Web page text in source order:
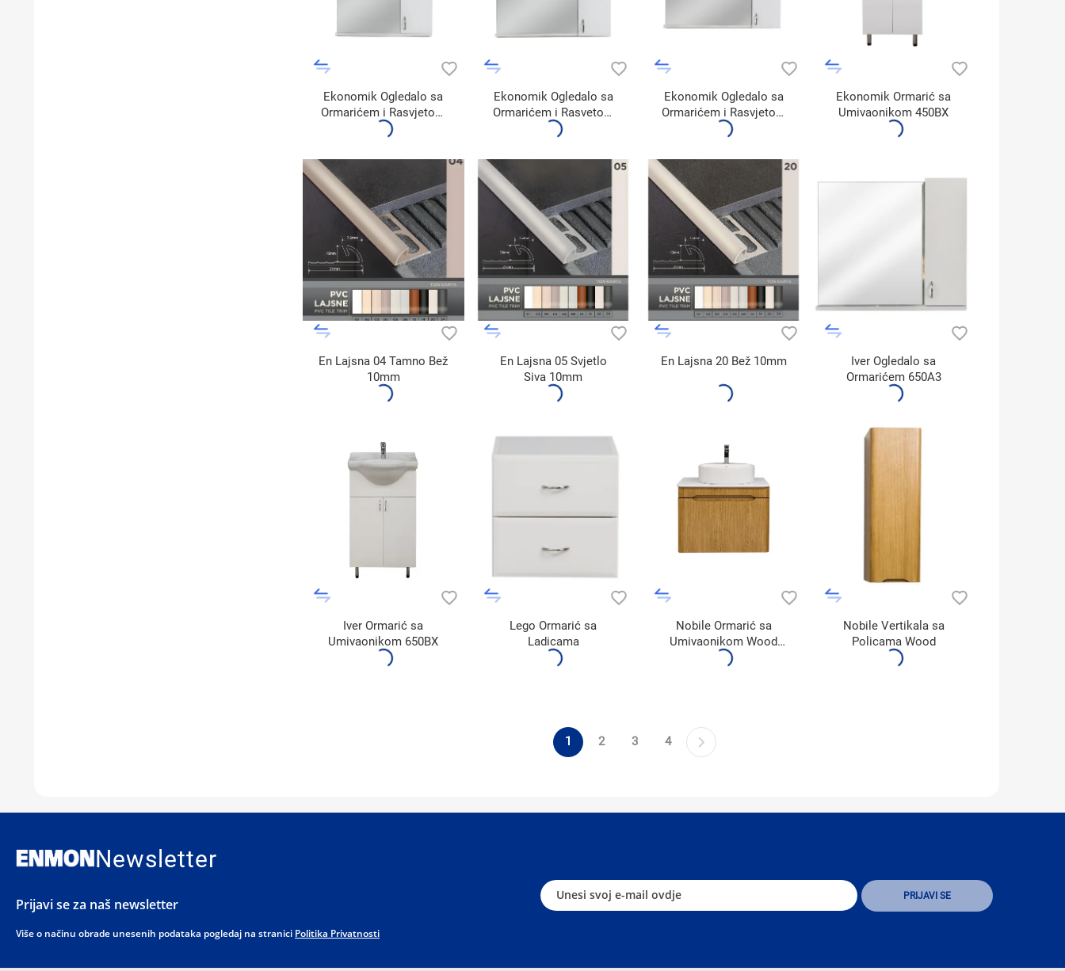
Ekonomik Ogledalo sa
Ormarićem i Rasvjetom
550A3
Ekonomik Ogledalo sa
Ormarićem i Rasvetom
650A3
Ekonomik Ogledalo sa
Ormarićem i Rasvjetom
750A3
Ekonomik Ormarić sa
Umivaonikom 450BX
En Lajsna 04 Tamno Bež
10mm
En Lajsna 05 Svjetlo
Siva 10mm
En Lajsna 20 Bež 10mm
Iver Ogledalo sa
Ormarićem 650A3
Iver Ormarić sa
Umivaonikom 650BX
Lego Ormarić sa
Ladicama
Nobile Ormarić sa
Umivaonikom Wood
700BX
Nobile Vertikala sa
Policama Wood
1 2 3 4
Newsletter
Prijavi se za naš newsletter
Više o načinu obrade unesenih podataka pogledaj na stranici Politika Privatnosti